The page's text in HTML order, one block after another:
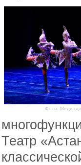
Фото:
Театр